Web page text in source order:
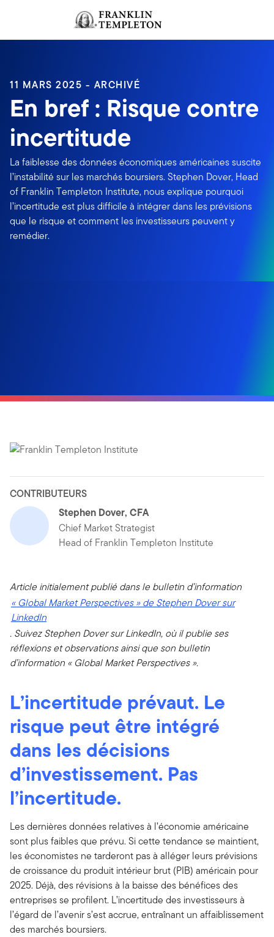
Header menu toggle
Ouverture de session
11 MARS 2025 - ARCHIVÉ
En bref : Risque contre
incertitude
La faiblesse des données économiques américaines suscite
l’instabilité sur les marchés boursiers. Stephen Dover, Head
of Franklin Templeton Institute, nous explique pourquoi
l’incertitude est plus difficile à intégrer dans les prévisions
que le risque et comment les investisseurs peuvent y
remédier.
CONTRIBUTEURS
Stephen Dover, CFA
Chief Market Strategist
Head of Franklin Templeton Institute
Article initialement publié dans le bulletin d’information
« Global Market Perspectives » de Stephen Dover sur
LinkedIn
. Suivez Stephen Dover sur LinkedIn, où il publie ses
réflexions et observations ainsi que son bulletin
d’information « Global Market Perspectives ».
L’incertitude prévaut. Le
risque peut être intégré
dans les décisions
d’investissement. Pas
l’incertitude.
Les dernières données relatives à l’économie américaine
sont plus faibles que prévu. Si cette tendance se maintient,
les économistes ne tarderont pas à alléger leurs prévisions
de croissance du produit intérieur brut (PIB) américain pour
2025. Déjà, des révisions à la baisse des bénéfices des
entreprises se profilent. L’incertitude des investisseurs à
l’égard de l’avenir s’est accrue, entraînant un affaiblissement
des marchés boursiers.